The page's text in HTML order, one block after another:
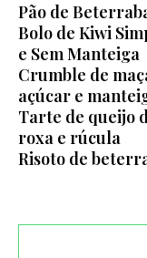
Pão de
Bolo de Kiwi
e Sem Manteiga
Crumble de
açúcar e
Tarte de queijo
roxa e rúcula
Risoto de